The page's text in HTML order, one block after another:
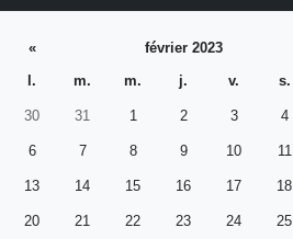
« février 2023
l.
m. m. j. v. s.
30 31 1 2 3 4
6 7 8 9 10 11
13 14 15 16 17 18
20 21 22 23 24 25